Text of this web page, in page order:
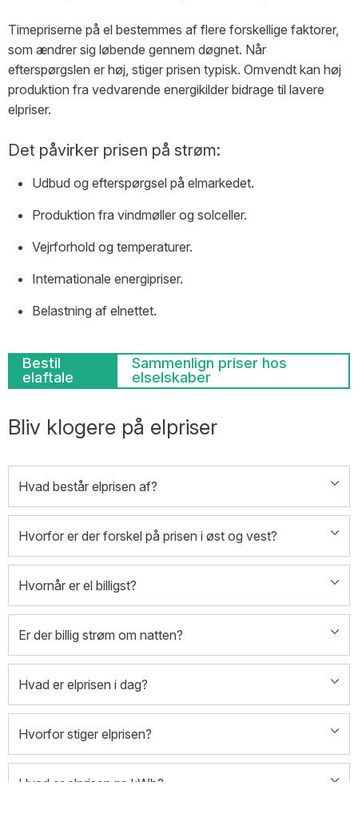
Timepriserne på el bestemmes af flere forskellige faktorer,
som ændrer sig løbende gennem døgnet. Når
efterspørgslen er høj, stiger prisen typisk. Omvendt kan høj
produktion fra vedvarende energikilder bidrage til lavere
elpriser.
Det påvirker prisen på strøm:
Udbud og efterspørgsel på elmarkedet.
Produktion fra vindmøller og solceller.
Vejrforhold og temperaturer.
Internationale energipriser.
Belastning af elnettet.
Bestil
elaftale
Sammenlign priser hos
elselskaber
Bliv klogere på elpriser
Hvad består elprisen af?
Hvorfor er der forskel på prisen i øst og vest?
Hvornår er el billigst?
Er der billig strøm om natten?
Hvad er elprisen i dag?
Hvorfor stiger elprisen?
Hvad er elprisen pr. kWh?